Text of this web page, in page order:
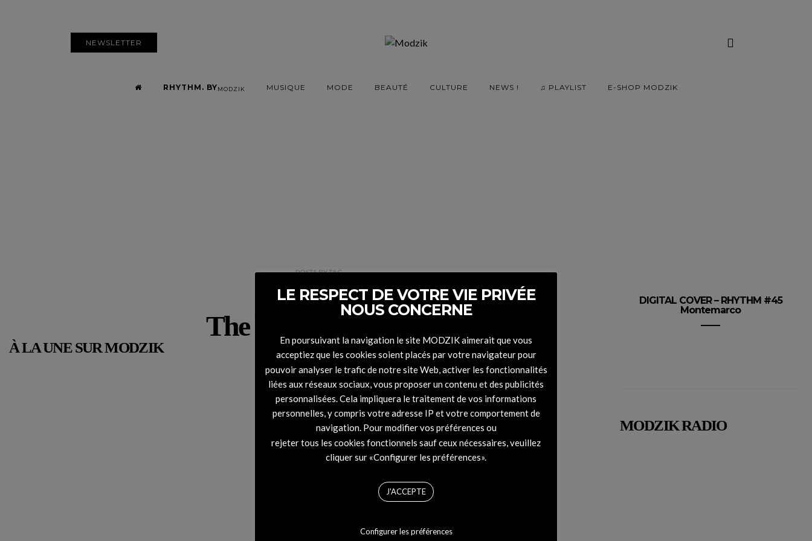
NEWSLETTER
RHYTHM. BYMODZIK MUSIQUE MODE BEAUTÉ CULTURE NEWS ! ♫ PLAYLIST E-SHOP MODZIK
POSTSBYTAG
The Faith of Street
À LA UNE SUR MODZIK
DIGITAL COVER – RHYTHM #45
Montemarco
MODZIK RADIO
LE RESPECT DE VOTRE VIE PRIVÉE
NOUS CONCERNE
En poursuivant la navigation le site MODZIK aimerait que vous
acceptiez que les cookies soient placés par votre navigateur pour
pouvoir analyser le trafic de notre site Web, activer les fonctionnalités
liées aux réseaux sociaux, vous proposer un contenu et des publicités
personnalisées. Cela impliquera le traitement de vos informations
personnelles, y compris votre adresse IP et votre comportement de
navigation. Pour modifier vos préférences ou
rejeter tous les cookies fonctionnels sauf ceux nécessaires, veuillez
cliquer sur «Configurer les préférences».
J'ACCEPTE
Configurer les préférences